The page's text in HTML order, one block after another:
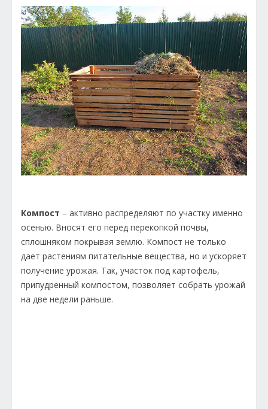
Компост – активно распределяют по участку именно
осенью. Вносят его перед перекопкой почвы,
сплошняком покрывая землю. Компост не только
дает растениям питательные вещества, но и ускоряет
получение урожая. Так, участок под картофель,
припудренный компостом, позволяет собрать урожай
на две недели раньше.